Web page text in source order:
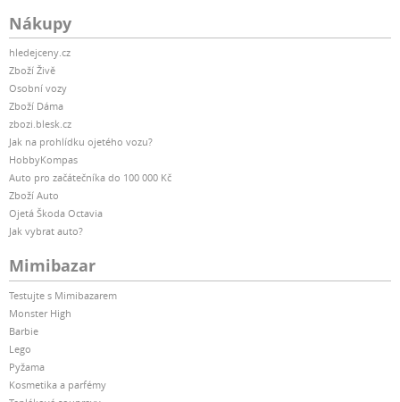
Nákupy
hledejceny.cz
Zboží Živě
Osobní vozy
Zboží Dáma
zbozi.blesk.cz
Jak na prohlídku ojetého vozu?
HobbyKompas
Auto pro začátečníka do 100 000 Kč
Zboží Auto
Ojetá Škoda Octavia
Jak vybrat auto?
Mimibazar
Testujte s Mimibazarem
Monster High
Barbie
Lego
Pyžama
Kosmetika a parfémy